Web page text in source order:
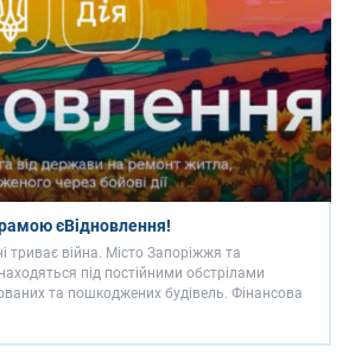
єВідновлення!
триває війна. Місто Запоріжжя та
під постійними обстрілами
та пошкоджених будівель. Фінансова
роботу та стабільність. А ще й
житло власними силами. Нещодавно